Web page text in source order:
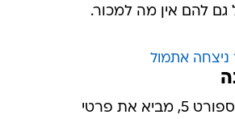
גם להם אין מה למכור.
ניצחה אתמול
תומר זלצר, אתר ספורט 5, מביא את פרטי